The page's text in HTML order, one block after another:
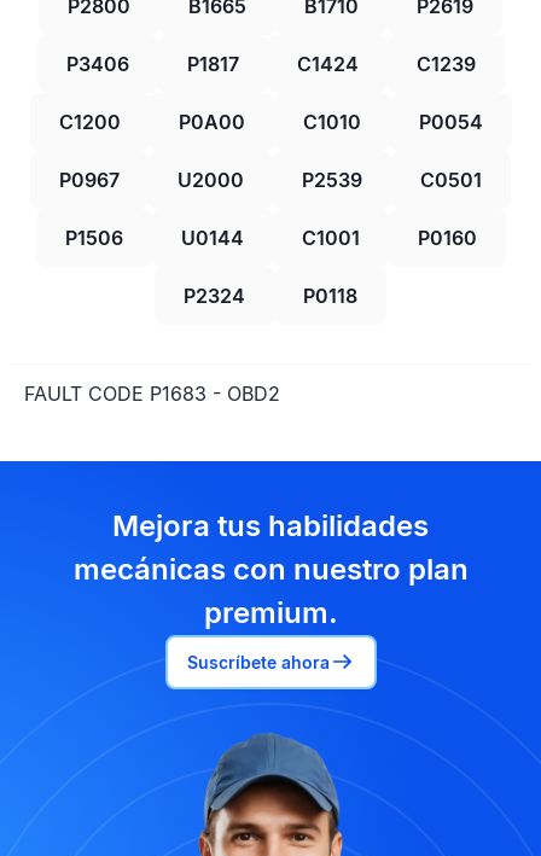
P2800 B1665 B1710 P2619
P3406 P1817 C1424 C1239
C1200 P0A00 C1010 P0054
P0967 U2000 P2539 C0501
P1506 U0144 C1001 P0160
P2324 P0118
FAULT CODE P1683 - OBD2
Mejora tus habilidades
mecánicas con nuestro plan
premium.
Suscríbete ahora